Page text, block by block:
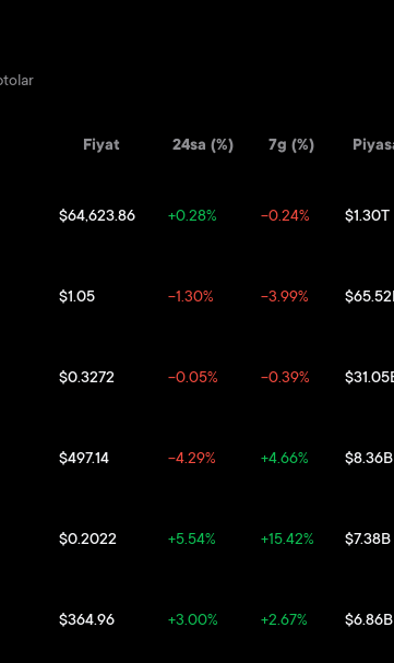
Fiyat 24sa (%) 7g (%)
$64,623.86 +0.28% -0.24% $1.30T
$1.05 -1.30% -3.99%
$0.3272 -0.05% -0.39%
$497.14 -4.29% +4.66% $8.36B
$0.2022 +5.54% +15.42% $7.38B
$364.96 +3.00% +2.67% $6.86B